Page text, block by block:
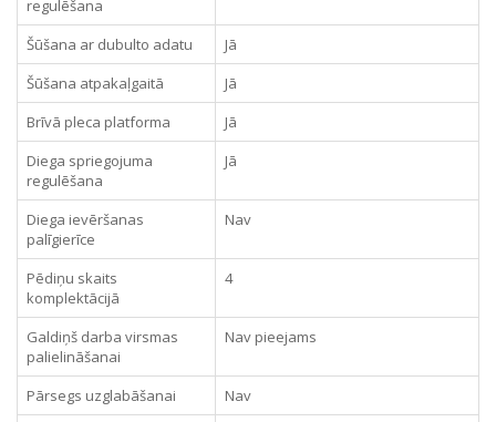
regulēšana
Šūšana ar dubulto adatu
Jā
Šūšana atpakaļgaitā
Jā
Brīvā pleca platforma
Jā
Diega spriegojuma
regulēšana
Jā
Diega ievēršanas
palīgierīce
Nav
Pēdiņu skaits
komplektācijā
4
Galdiņš darba virsmas
palielināšanai
Nav pieejams
Pārsegs uzglabāšanai
Nav